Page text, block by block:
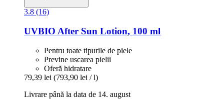
3.8 (16)
UVBIO After Sun Lotion, 100 ml
Pentru toate tipurile de piele
Previne uscarea pielii
Oferă hidratare
79,39 lei (793,90 lei / l)
Livrare până la data de 14. august